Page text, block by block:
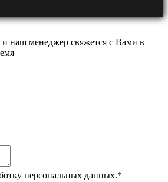
наш менеджер свяжется с Вами в
персональных данных.*